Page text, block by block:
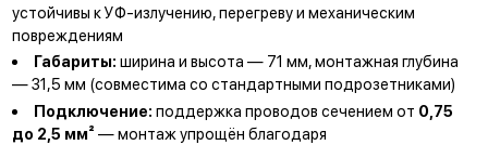
устойчивы к УФ-излучению, перегреву и механическим
повреждениям
Габариты: ширина и высота — 71 мм, монтажная глубина
— 31,5 мм (совместима со стандартными подрозетниками)
Подключение: поддержка проводов сечением от 0,75
до 2,5 мм² — монтаж упрощён благодаря